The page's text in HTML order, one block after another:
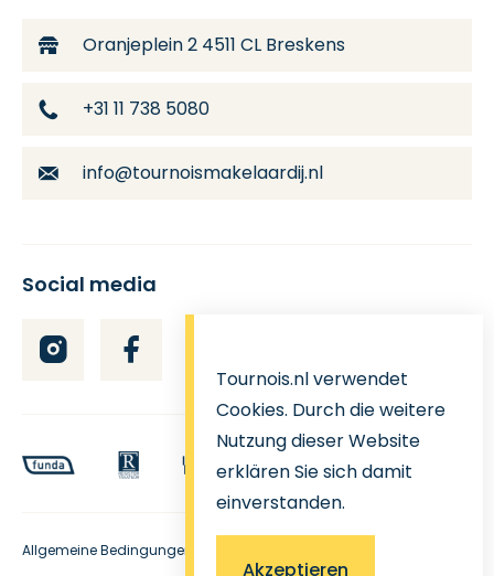
Tournois.nl verwendet
Cookies. Durch die weitere
Nutzung dieser Website
erklären Sie sich damit
einverstanden.
Akzeptieren
Oranjeplein 24511 CL Breskens
+31 11 738 5080
info@tournoismakelaardij.nl
Social media
Allgemeine Bedingungen